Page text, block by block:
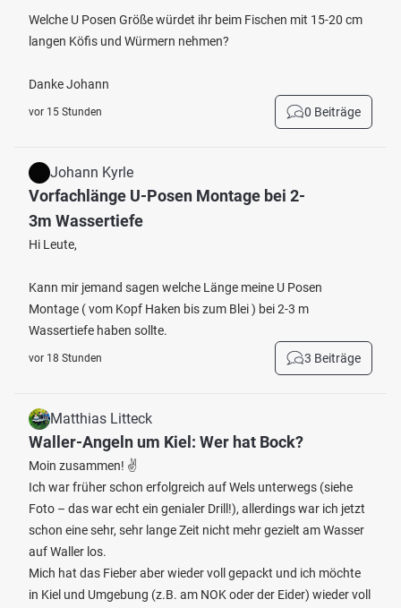
Welche U Posen Größe würdet ihr beim Fischen mit 15-20 cm
langen Köfis und Würmern nehmen?
Danke Johann
vor 15 Stunden 0 Beiträge
Johann Kyrle
Vorfachlänge U-Posen Montage bei 2-
3m Wassertiefe
Hi Leute,
Kann mir jemand sagen welche Länge meine U Posen
Montage ( vom Kopf Haken bis zum Blei ) bei 2-3 m
Wassertiefe haben sollte.
vor 18 Stunden 3 Beiträge
Matthias Litteck
Waller-Angeln um Kiel: Wer hat Bock?
Moin zusammen! ✌️
Ich war früher schon erfolgreich auf Wels unterwegs (siehe
Foto – das war echt ein genialer Drill!), allerdings war ich jetzt
schon eine sehr, sehr lange Zeit nicht mehr gezielt am Wasser
auf Waller los.
Mich hat das Fieber aber wieder voll gepackt und ich möchte
in Kiel und Umgebung (z.B. am NOK oder der Eider) wieder voll